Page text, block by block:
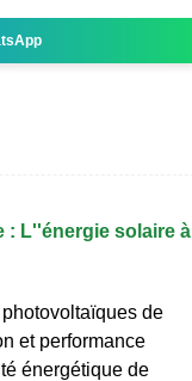
: L''énergie solaire à
de
et performance
énergétique de